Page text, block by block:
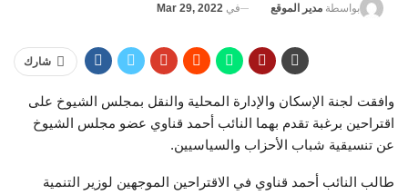
بواسطة مدير الموقع في Mar 29, 2022
شارك
وافقت لجنة الإسكان والإدارة المحلية والنقل بمجلس الشيوخ على
اقتراحين برغبة تقدم بهما النائب أحمد قناوي عضو مجلس الشيوخ
عن تنسيقية شباب الأحزاب والسياسيين.
طالب النائب أحمد قناوي في الاقتراحين الموجهين لوزير التنمية